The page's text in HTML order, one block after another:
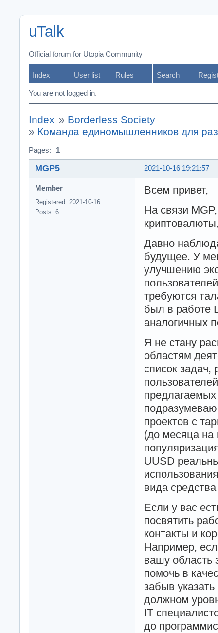
uTalk
Official forum for Utopia Community
Index User list Rules Search
You are not logged in.
Index » Borderless Society
» Команда единомышленников для
Pages: 1
2021-10-16 19:21:57
MGP5
Member
Registered: 2021-10-16
Posts: 6
Всем привет,
На связи
Давно
будущее. У
улучшению
требуются
был в работе
аналогичных
Я не стану
областям
список задач,
проектов с
(до месяца на
UUSD
вида
Если у вас
посвятить
контакты и
Например,
вашу область
помочь в
забыв
должном
IT
до